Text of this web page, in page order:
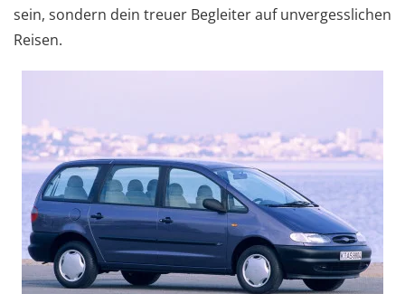
sein, sondern dein treuer Begleiter auf unvergesslichen
Reisen.